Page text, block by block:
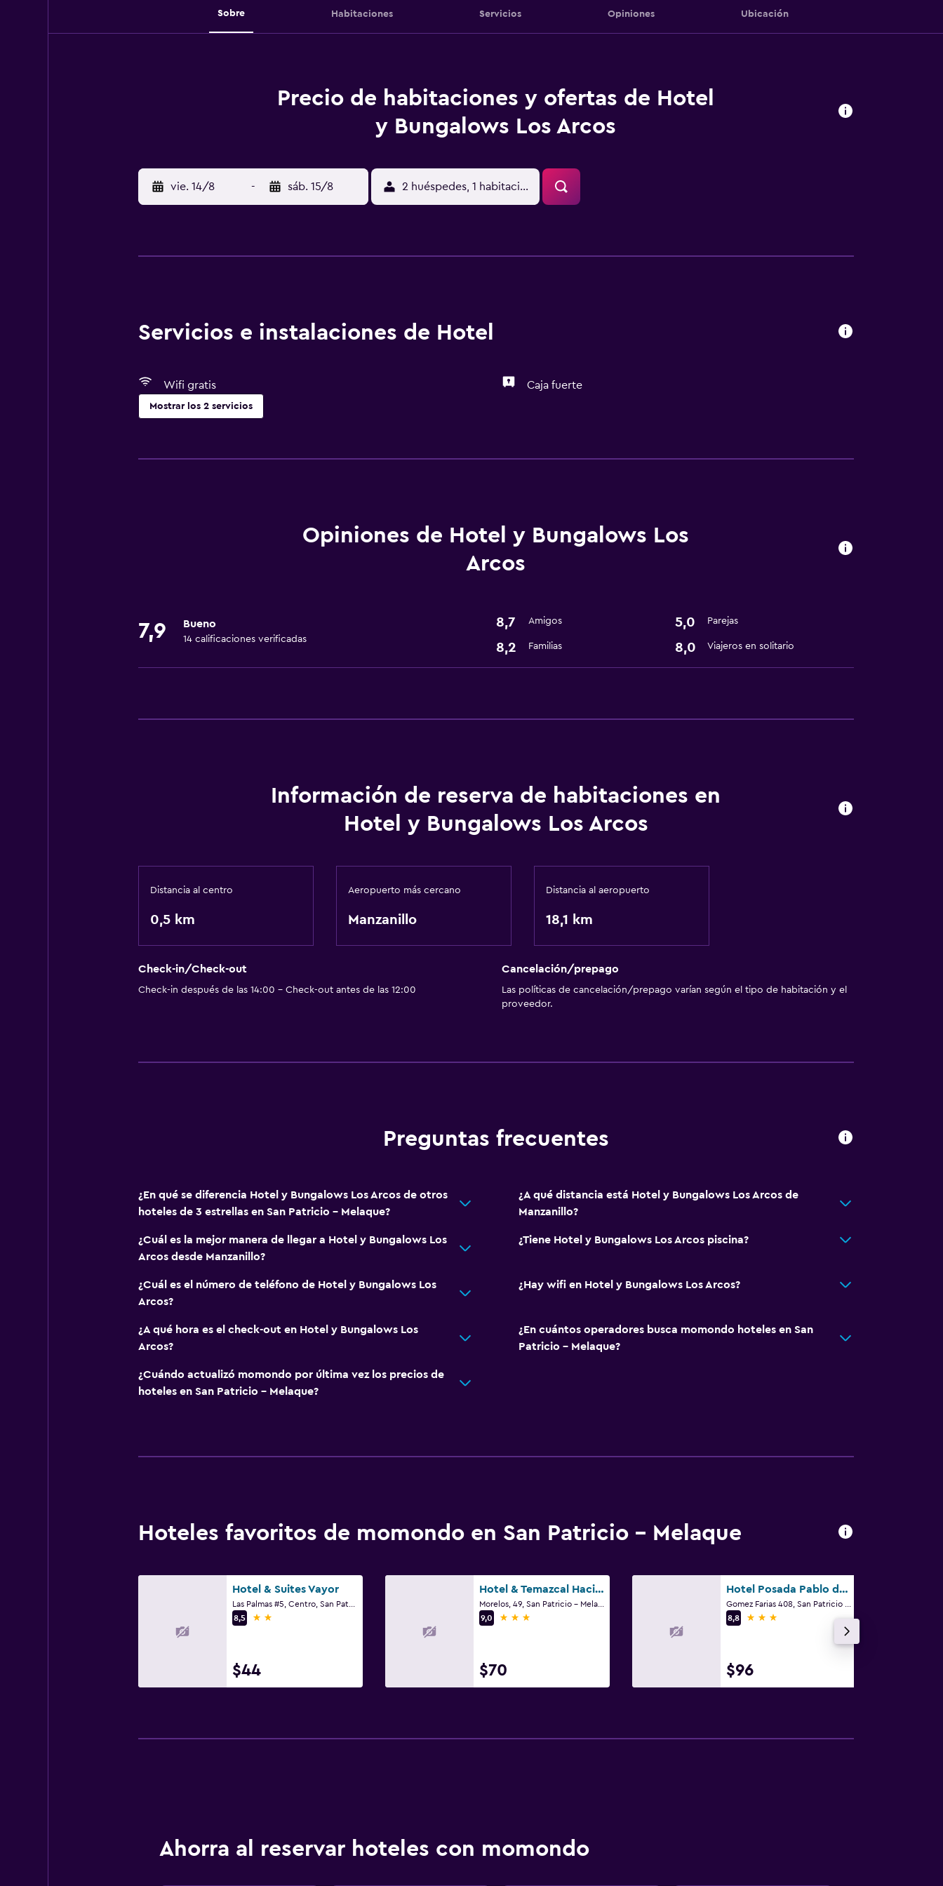
Sobre Habitaciones Servicios Opiniones Ubicación
Precio de habitaciones y ofertas de Hotel
y Bungalows Los Arcos
vie. 14/8 - sáb. 15/8 2 huéspedes, 1 habitación
Servicios e instalaciones de Hotel
Wifi gratis Caja fuerte
Mostrar los 2 servicios
Caja fuerte
Wifi gratis
Opiniones de Hotel y Bungalows Los
Arcos
7,9 Bueno
14 calificaciones verificadas
8,7 Amigos 5,0 Parejas
8,2 Familias 8,0 Viajeros en solitario
Información de reserva de habitaciones en
Hotel y Bungalows Los Arcos
Distancia al centro
0,5 km
Aeropuerto más cercano
Manzanillo
Distancia al aeropuerto
18,1 km
Check-in/Check-out
Check-in después de las 14:00 - Check-out antes de las 12:00
Cancelación/prepago
Las políticas de cancelación/prepago varían según el tipo de habitación y el
proveedor.
Preguntas frecuentes
¿En qué se diferencia Hotel y Bungalows Los Arcos de otros
hoteles de 3 estrellas en San Patricio - Melaque?
¿A qué distancia está Hotel y Bungalows Los Arcos de
Manzanillo?
¿Cuál es la mejor manera de llegar a Hotel y Bungalows Los
Arcos desde Manzanillo?
¿Tiene Hotel y Bungalows Los Arcos piscina?
¿Cuál es el número de teléfono de Hotel y Bungalows Los
Arcos?
¿Hay wifi en Hotel y Bungalows Los Arcos?
¿A qué hora es el check-out en Hotel y Bungalows Los
Arcos?
¿En cuántos operadores busca momondo hoteles en San
Patricio - Melaque?
¿Cuándo actualizó momondo por última vez los precios de
hoteles en San Patricio - Melaque?
Hoteles favoritos de momondo en San Patricio - Melaque
Hotel & Suites Vayor
8,5
2 estrellas
$44
Hotel & Temazcal Hacienda de Melaque
Morelos, 49, San Patricio - Melaque, Jalisco
9,0
3 estrellas
$70
Hotel Posada Pablo de Tarso
8,8
3 estrellas
$96
Ahorra al reservar hoteles con momondo